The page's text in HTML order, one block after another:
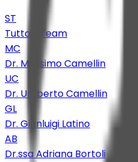
ST
Tutto il Team
MC
Dr. Massimo Camellin
UC
Dr. Umberto Camellin
GL
Dr. Gianluigi Latino
AB
Dr.ssa Adriana Bortoli